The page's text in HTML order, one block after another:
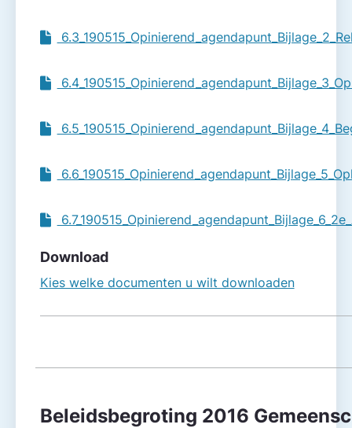
Download
Kies welke documenten u wilt downloaden
Beleidsbegroting 2016